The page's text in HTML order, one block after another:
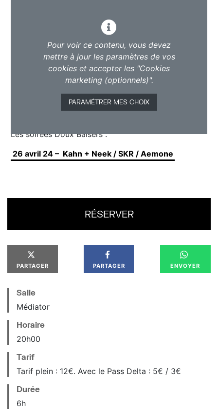
Pour voir ce contenu, vous devez
mettre à jour les paramètres de vos
cookies et accepter les "Cookies
marketing (optionnels)".
PARAMÉTRER MES CHOIX
Les soirées Doux Baisers :
26 avril 24 – Kahn + Neek / SKR / Aemone
RÉSERVER
PARTAGER PARTAGER ENVOYER
Salle
Médiator
Horaire
20h00
Tarif
Tarif plein : 12€. Avec le Pass Delta : 5€ / 3€
Durée
6h